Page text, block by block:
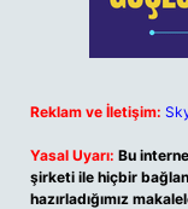
Reklam ve İletişim:
Yasal Uyarı: Bu
şirketi ile hiçbir
hazırladığımız